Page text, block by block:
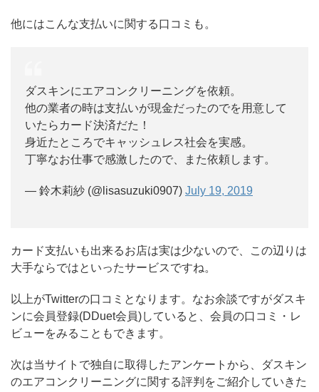
他にはこんな支払いに関する口コミも。
ダスキンにエアコンクリーニングを依頼。
他の業者の時は支払いが現金だったのでを用意して
いたらカード決済だた！
身近たところでキャッシュレス社会を実感。
丁寧なお仕事で感激したので、また依頼します。
— 鈴木莉紗 (@lisasuzuki0907) July 19, 2019
カード支払いも出来るお店は実は少ないので、この辺りは
大手ならではといったサービスですね。
以上がTwitterの口コミとなります。なお余談ですがダスキ
ンに会員登録(DDuet会員)していると、会員の口コミ・レ
ビューをみることもできます。
次は当サイトで独自に取得したアンケートから、ダスキン
のエアコンクリーニングに関する評判をご紹介していきた